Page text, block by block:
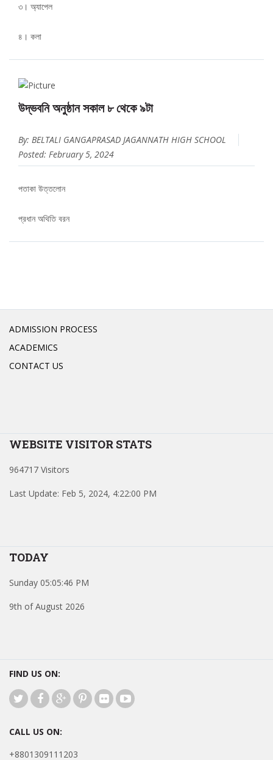
৩। অ্যাপেল
৪। কলা
উদ্ভবনি অনুষ্ঠান সকাল ৮ থেকে ৯টা
By: BELTALI GANGAPRASAD JAGANNATH HIGH SCHOOL
Posted: February 5, 2024
পতাকা উত্তলোন
প্রধান অথিতি বরন
ADMISSION PROCESS
ACADEMICS
CONTACT US
WEBSITE VISITOR STATS
964717 Visitors
Last Update: Feb 5, 2024, 4:22:00 PM
TODAY
Sunday 05:05:46 PM
9th of August 2026
FIND US ON:
CALL US ON:
+8801309111203